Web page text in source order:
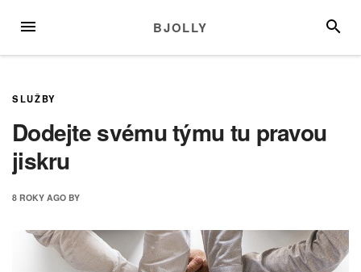
MENU BJOLLY
SLUŽBY
Dodejte svému týmu tu pravou
jiskru
8 ROKY AGO BY